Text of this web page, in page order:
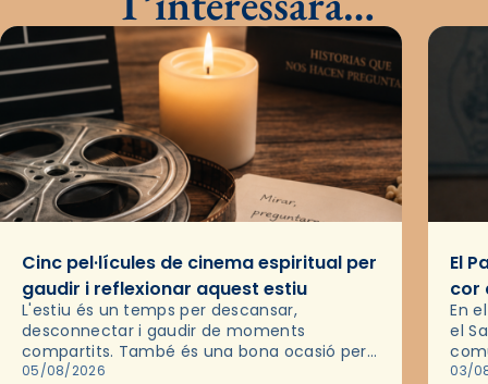
Cinc pel·lícules de cinema espiritual per
gaudir i reflexionar aquest estiu
L'estiu és un temps per descansar,
desconnectar i gaudir de moments
compartits. També és una bona ocasió per
deixar-se portar per una bona història i, a
05/08/2026
El
cor
En
el
de
03/